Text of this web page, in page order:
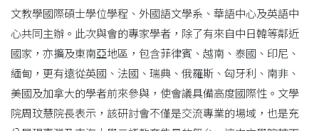
文教學國際碩士學位學程、外國語文學系、華語中心及英語中
心共同主辦。此次與會的專家學者，除了有來自中日韓等鄰近
國家，亦擴及東南亞地區，包含菲律賓、越南、泰國、印尼、
緬甸，更有遠從英國、法國、瑞典、俄羅斯、匈牙利、南非、
美國及加拿大的學者前來參與，使會議具備高度國際性。文學
院周玟慧院長表示，該研討會不僅是交流專業的場域，也是充